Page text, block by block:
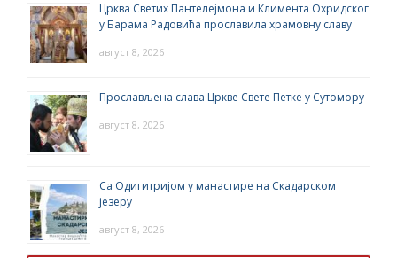
Црква Светих Пантелејмона и Климента Охридског
у Барама Радовића прославила храмовну славу
август 8, 2026
Прослављена слава Цркве Свете Петке у Сутомору
август 8, 2026
Са Одигитријом у манастире на Скадарском
језеру
август 8, 2026